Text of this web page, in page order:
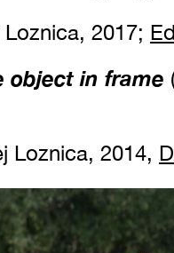
Loznica, 2017;
object in frame
Loznica, 2014,